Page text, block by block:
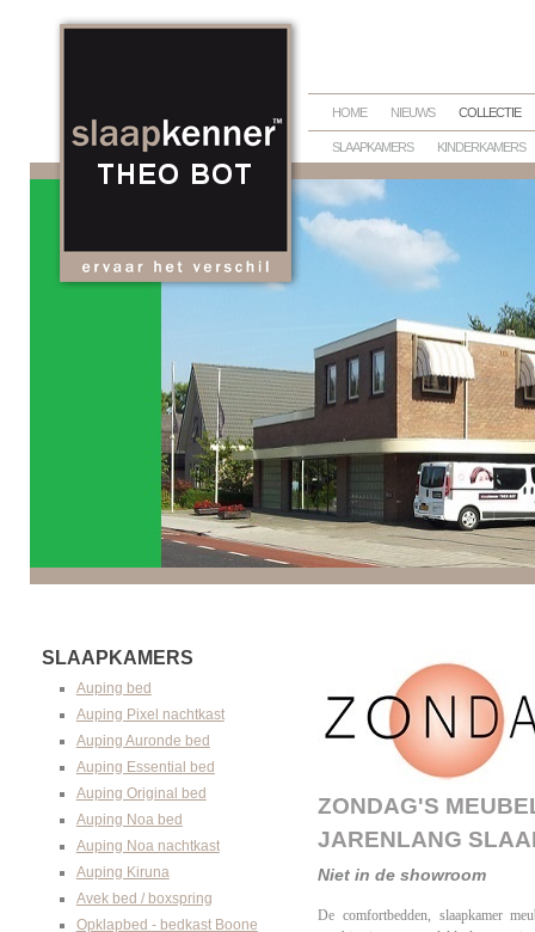
HOME NIEUWS COLLECTIE
SLAAPKAMERS KINDERKAMERS
BEDTEXTIEL
SLAAPKAMERS
Auping bed
Auping Pixel nachtkast
Auping Auronde bed
Auping Essential bed
Auping Original bed
Auping Noa bed
Auping Noa nachtkast
Auping Kiruna
Avek bed / boxspring
Opklapbed - bedkast Boone
ZONDAG'S
JARENLANG
Niet in de showroom
De comfortbedden, slaapkamer